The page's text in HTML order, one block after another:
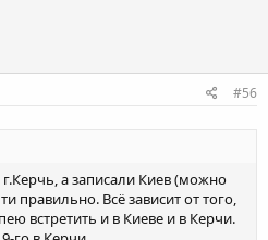
#56
а записали Киев (можно
правильно. Всё зависит от того,
встретить и в Киеве и в Керчи.